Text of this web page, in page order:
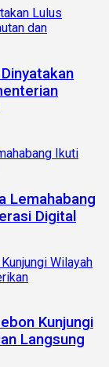
Lemahabang
Digital
Kunjungi
Langsung